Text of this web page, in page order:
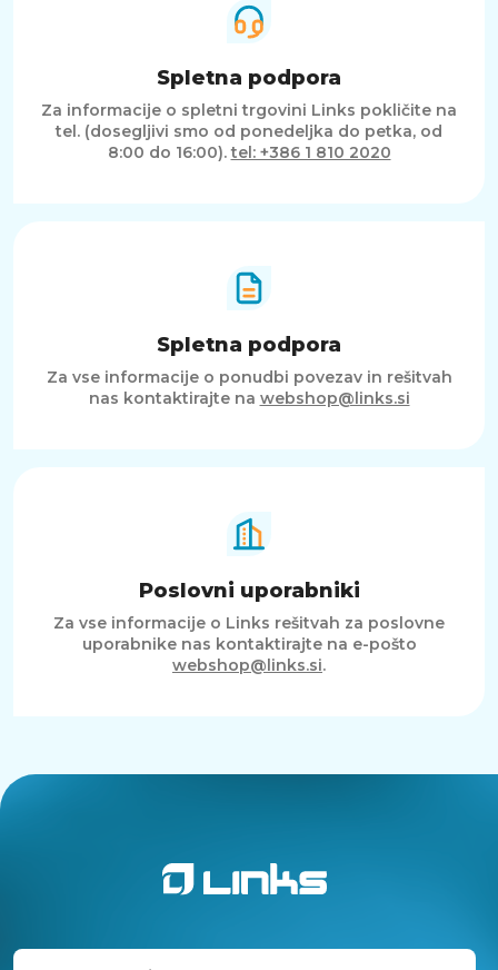
Spletna podpora
Za informacije o spletni trgovini Links pokličite na
tel. (dosegljivi smo od ponedeljka do petka, od
8:00 do 16:00).tel: +386 1 810 2020
Spletna podpora
Za vse informacije o ponudbi povezav in rešitvah
nas kontaktirajte na webshop@links.si
Poslovni uporabniki
Za vse informacije o Links rešitvah za poslovne
uporabnike nas kontaktirajte na e-pošto
webshop@links.si.